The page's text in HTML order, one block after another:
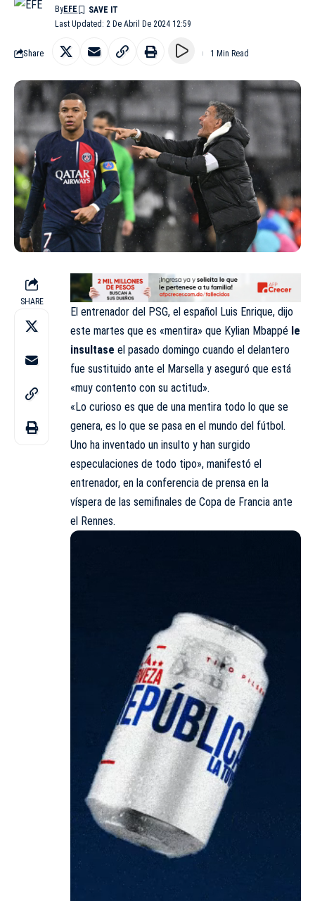
Last Updated: 2 De Abril De 2024 12:59
ByEFE
Share 1 Min Read
SHARE
El entrenador del PSG, el español Luis Enrique, dijo
este martes que es «mentira» que Kylian Mbappé le
insultase el pasado domingo cuando el delantero
fue sustituido ante el Marsella y aseguró que está
«muy contento con su actitud».
«Lo curioso es que de una mentira todo lo que se
genera, es lo que se pasa en el mundo del fútbol.
Uno ha inventado un insulto y han surgido
especulaciones de todo tipo», manifestó el
entrenador, en la conferencia de prensa en la
víspera de las semifinales de Copa de Francia ante
el Rennes.